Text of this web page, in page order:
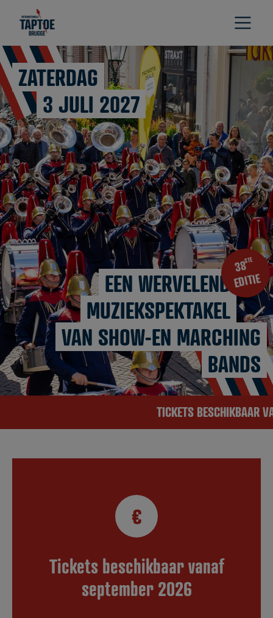
ZATERDAG
3 JULI 2027
EEN WERVELEND
MUZIEKSPEKTAKEL
VAN SHOW-EN MARCHING
BANDS
38STE
EDITIE
TICKETS BESCHIKBAAR
€
Tickets beschikbaar vanaf
september 2026